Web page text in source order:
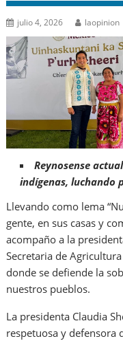
julio 4, 2026 laopinion
Reynosense
indígenas, luchando
Llevando como lema
gente, en sus casas y
acompaño a la
Secretaria de
donde se defiende la
nuestros pueblos.
La presidenta Claudia
respetuosa y defensora